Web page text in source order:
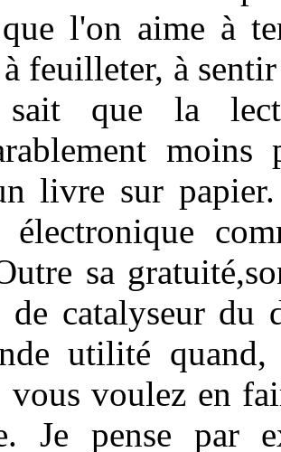
l'on aime à
feuilleter, à
sait que la
livre sur
sa
de catalyseur du
utilité
vous voulez en
Je pense par